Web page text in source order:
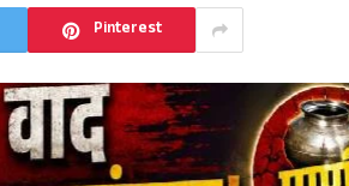
Pinterest